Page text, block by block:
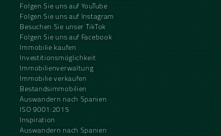
Folgen Sie uns auf YouTube
Folgen Sie uns auf Instagram
Besuchen Sie unser TikTok
Folgen Sie uns auf Facebook
Immobilie kaufen
Investitionsmöglichkeit
Immobilienverwaltung
Immobilie verkaufen
Bestandsimmobilien
Auswandern nach Spanien
ISO 9001:2015
Inspiration
Auswandern nach Spanien